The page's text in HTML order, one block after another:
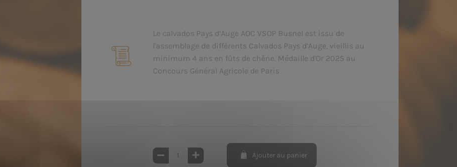
Le calvados Pays d’Auge AOC VSOP Busnel est issu de
l'assemblage de différents Calvados Pays d’Auge, vieillis au
minimum 4 ans en fûts de chêne. Médaille d'Or 2025 au
Concours Général Agricole de Paris
Ajouter au panier